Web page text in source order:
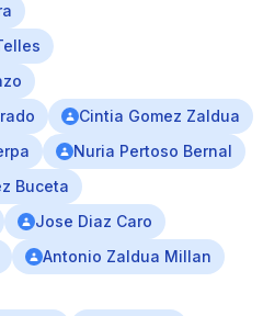
Cintia Gomez Zaldua
Nuria Pertoso Bernal
Buceta
Jose Diaz Caro
Antonio Zaldua Millan